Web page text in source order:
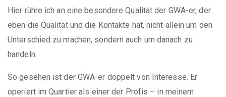
Hier rühre ich an eine besondere Qualität der GWA-er, der
eben die Qualität und die Kontakte hat, nicht allein um den
Unterschied zu machen, sondern auch um danach zu
handeln.
So gesehen ist der GWA-er doppelt von Interesse. Er
operiert im Quartier als einer der Profis – in meinem